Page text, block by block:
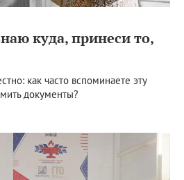
куда, принеси то,
как часто вспоминаете эту
документы?